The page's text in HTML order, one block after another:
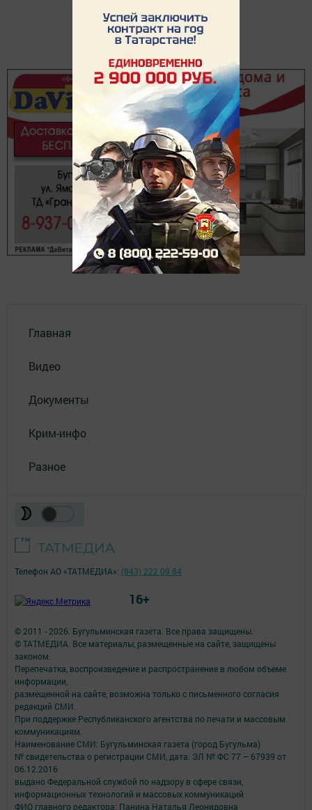
Главная
Видео
Документы
Крим-инфо
Разное
© 2011 - 2026. Бугульминская газета. Все права защищены.
© ТАТМЕДИА. Все материалы, размещенные на сайте, защищены
законом.
Перепечатка, воспроизведение и распространение в любом объеме
информации,
размещенной на сайте, возможна только с письменного согласия
редакций СМИ.
При поддержке Республиканского агентства по печати и массовым
коммуникациям.
Наименование СМИ: Бугульминская газета (город Бугульма)
№ свидетельства о регистрации СМИ, дата: ЭЛ № ФС 77 – 67939 от
06.12.2016
выдано Федеральной службой по надзору в сфере связи,
информационных технологий и массовых коммуникаций
ФИО главного редактора: Панина Наталья Леонидовна
Телефон АО «ТАТМЕДИА»: (843) 222 09 84
16+